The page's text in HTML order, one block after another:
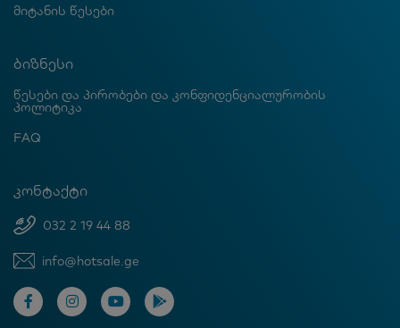
მიტანის წესები
ბიზნესი
წესები და პირობები და კონფიდენციალურობის
პოლიტიკა
FAQ
კონტაქტი
032 2 19 44 88
info@hotsale.ge